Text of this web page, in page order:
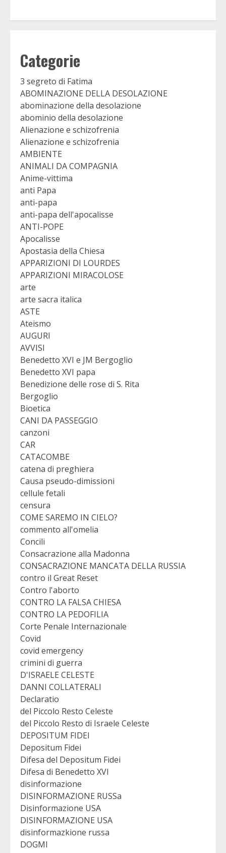
Categorie
3 segreto di Fatima
ABOMINAZIONE DELLA DESOLAZIONE
abominazione della desolazione
abominio della desolazione
Alienazione e schizofrenia
Alienazione e schizofrenia
AMBIENTE
ANIMALI DA COMPAGNIA
Anime-vittima
anti Papa
anti-papa
anti-papa dell'apocalisse
ANTI-POPE
Apocalisse
Apostasia della Chiesa
APPARIZIONI DI LOURDES
APPARIZIONI MIRACOLOSE
arte
arte sacra italica
ASTE
Ateismo
AUGURI
AVVISI
Benedetto XVI e JM Bergoglio
Benedetto XVI papa
Benedizione delle rose di S. Rita
Bergoglio
Bioetica
CANI DA PASSEGGIO
canzoni
CAR
CATACOMBE
catena di preghiera
Causa pseudo-dimissioni
cellule fetali
censura
COME SAREMO IN CIELO?
commento all'omelia
Concili
Consacrazione alla Madonna
CONSACRAZIONE MANCATA DELLA RUSSIA
contro il Great Reset
Contro l'aborto
CONTRO LA FALSA CHIESA
CONTRO LA PEDOFILIA
Corte Penale Internazionale
Covid
covid emergency
crimini di guerra
D'ISRAELE CELESTE
DANNI COLLATERALI
Declaratio
del Piccolo Resto Celeste
del Piccolo Resto di Israele Celeste
DEPOSITUM FIDEI
Depositum Fidei
Difesa del Depositum Fidei
Difesa di Benedetto XVI
disinformazione
DISINFORMAZIONE RUSSa
Disinformazione USA
DISINFORMAZIONE USA
disinformazkione russa
DOGMI